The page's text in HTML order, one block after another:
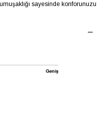
sayesinde konforunuzu